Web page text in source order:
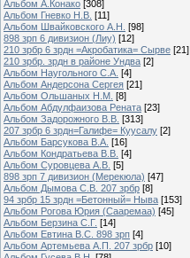
Альбом А.Конако [308]
Альбом Гневко Н.В. [11]
Альбом Швайковского А.Н. [98]
898 зрп 6 дивизион (Лиу) [12]
210 зрбр 6 зрдн =Акробатика= Сырве [21]
210 зрбр. зрдн в районе Ундва [2]
Альбом Наугольного С.А. [4]
Альбом Андерсона Сергея [21]
Альбом Ольшаных Н.М. [8]
Альбом Абдулфаизова Рената [23]
Альбом Задорожного В.В. [313]
207 зрбр 6 зрдн=Галифе= Куусалу [2]
Альбом Барсукова В.А. [16]
Альбом Кондратьева В.В. [4]
Альбом Суровцева А.В. [5]
898 зрп 7 дивизион (Мерекюла) [47]
Альбом Дымова С.В. 207 зрбр [8]
94 зрбр 15 зрдн =Бетонный= Ныва [153]
Альбом Рогова Юрия (Сааремаа) [45]
Альбом Берзина С.Г. [14]
Альбом Евтина В.С. 898 зрп [4]
Альбом Артемьева А.П. 207 зрбр [10]